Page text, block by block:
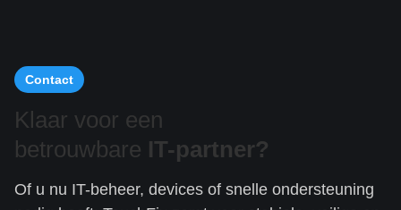
Contact
Klaar voor een
betrouwbare IT-partner?
Of u nu IT-beheer, devices of snelle ondersteuning